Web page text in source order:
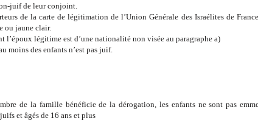
juif de leur conjoint.
de la carte de légitimation de l’Union Générale des Israélites de
ou jaune clair.
l’époux légitime est d’une nationalité non visée au paragraphe a)
moins des enfants n’est pas juif.
de la famille bénéficie de la dérogation, les enfants ne sont pas
et âgés de 16 ans et plus